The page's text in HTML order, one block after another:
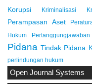
Korupsi Kriminalisasi
Perampasan Aset
Hukum
Pidana Tindak Pidana
perlindungan hukum
Open Journal Systems